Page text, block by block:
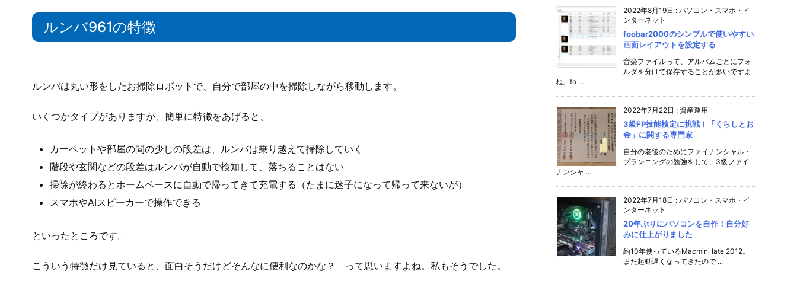
ルンバ961の特徴
ルンバは丸い形をしたお掃除ロボットで、自分で部屋の中を掃除しながら移動します。
いくつかタイプがありますが、簡単に特徴をあげると、
カーペットや部屋の間の少しの段差は、ルンバは乗り越えて掃除していく
階段や玄関などの段差はルンバが自動で検知して、落ちることはない
掃除が終わるとホームベースに自動で帰ってきて充電する（たまに迷子になって帰って来ないが）
スマホやAIスピーカーで操作できる
といったところです。
こういう特徴だけ見ていると、面白そうだけどそんなに便利なのかな？ って思いますよね。私もそうでした。
2022年8月19日 : パソコン・スマホ・イ
ンターネット
foobar2000のシンプルで使いやすい
画面レイアウトを設定する
音楽ファイルって、アルバムごとにフォ
ルダを分けて保存することが多いですよ
ね。fo ...
2022年7月22日 : 資産運用
3級FP技能検定に挑戦！「くらしとお
金」に関する専門家
自分の老後のためにファイナンシャル・
プランニングの勉強をして、3級ファイ
ナンシャ ...
2022年7月18日 : パソコン・スマホ・イ
ンターネット
20年ぶりにパソコンを自作！自分好
みに仕上がりました
約10年使っているMacmini late 2012。
また起動遅くなってきたので ...